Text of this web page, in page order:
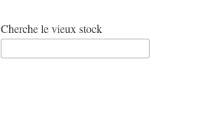
Cherche le vieux stock